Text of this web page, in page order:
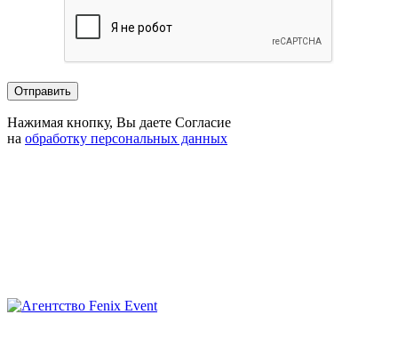
Нажимая кнопку, Вы даете Согласие
на обработку персональных данных
Агентство